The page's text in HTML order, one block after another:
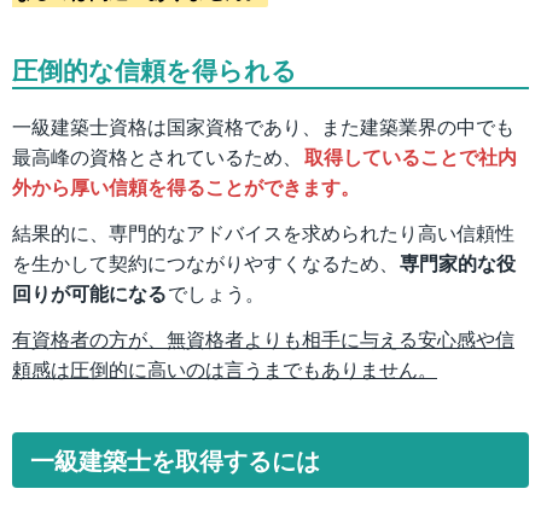
圧倒的な信頼を得られる
一級建築士資格は国家資格であり、また建築業界の中でも
最高峰の資格とされているため、 取得していることで社内
外から厚い信頼を得ることができます。
結果的に、専門的なアドバイスを求められたり高い信頼性
を生かして契約につながりやすくなるため、 専門家的な役
回りが可能になるでしょう。
有資格者の方が、無資格者よりも相手に与える安心感や信
頼感は圧倒的に高いのは言うまでもありません。
一級建築士を取得するには